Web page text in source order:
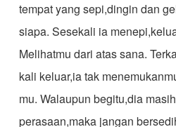
tempat yang sepi,dingin dan
siapa. Sesekali ia
Melihatmu dari atas sana.
kali keluar,ia tak
mu. Walaupun begitu,dia
perasaan,maka jangan